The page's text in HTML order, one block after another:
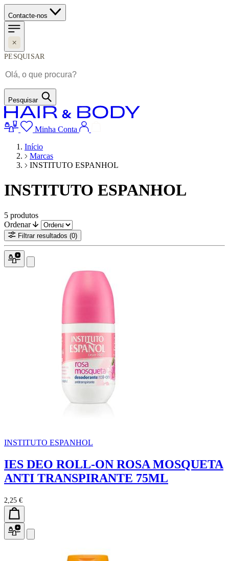
Contacte-nos
PESQUISAR
Pesquisar
Minha Conta
Início
Marcas
INSTITUTO ESPANHOL
INSTITUTO ESPANHOL
5 produtos
Ordenar
Filtrar resultados (0)
INSTITUTO ESPANHOL
IES DEO ROLL-ON ROSA MOSQUETA
ANTI TRANSPIRANTE 75ML
2,25 €